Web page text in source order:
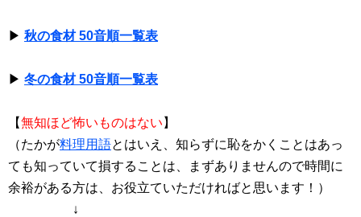
▶ 秋の食材 50音順一覧表
▶ 冬の食材 50音順一覧表
【無知ほど怖いものはない 】
（たかが料理用語とはいえ、知らずに恥をかくことはあっ
ても知っていて損することは、まずありませんので時間に
余裕がある方は、お役立ていただければと思います！）
↓